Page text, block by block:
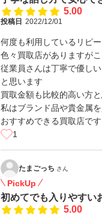
5.00
投稿日 2022/12/01
何度も利用しているリピ
色々買取店がありますが
従業員さんは丁寧で優し
と思います
買取金額も比較的高い方
私はブランド品や貴金属
おすすめできる買取店です
1
たまごっち さん
PickUp
初めてでも入りやすい
5.00